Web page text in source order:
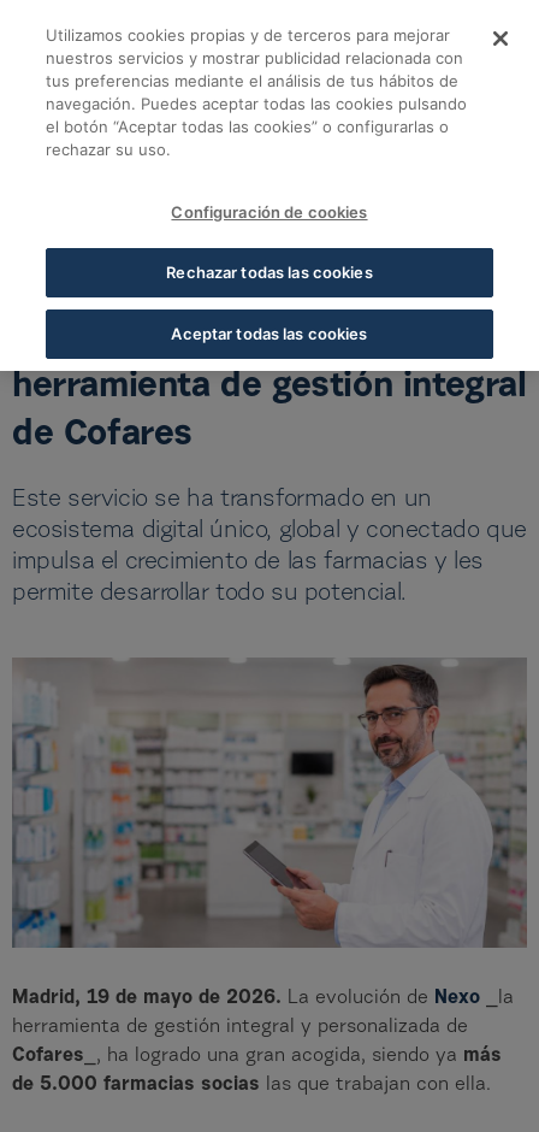
Más de 5.000
Volver a todas las noticias
Más de 5.000 farmacias
confían ya en la nueva
propuesta de Nexo, la
herramienta de gestión integral
de Cofares
Este servicio se ha transformado en un
ecosistema digital único, global y conectado que
impulsa el crecimiento de las farmacias y les
permite desarrollar todo su potencial.
Madrid, 19 de mayo de 2026. La evolución de Nexo
⎯la
herramienta de gestión integral y personalizada de
Cofares ⎯, ha logrado una gran acogida, siendo ya más
de 5.000 farmacias socias las que trabajan con ella.
Utilizamos cookies propias y de terceros para mejorar
nuestros servicios y mostrar publicidad relacionada con
tus preferencias mediante el análisis de tus hábitos de
navegación. Puedes aceptar todas las cookies pulsando
el botón “Aceptar todas las cookies” o configurarlas o
rechazar su uso.
Configuración de cookies
Rechazar todas las cookies
Aceptar todas las cookies